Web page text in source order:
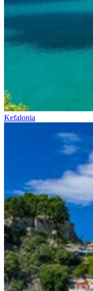
Kefalonia